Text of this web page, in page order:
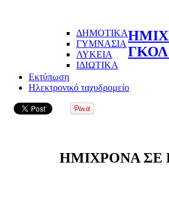
ΔΗΜΟΤΙΚΑ
ΓΥΜΝΑΣΙΑ
ΛΥΚΕΙΑ
ΙΔΙΩΤΙΚΑ
Εκτύπωση
Ηλεκτρονικό ταχυδρομείο
ΗΜΙΧΡΟΝΑ ΣΕ